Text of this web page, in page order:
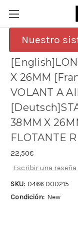
Nuestro
X 26MM
VOLANT A
38MM X
FLOTANTE
22,50€
Escribir una reseña
SKU: 0466 000215
Condición: New